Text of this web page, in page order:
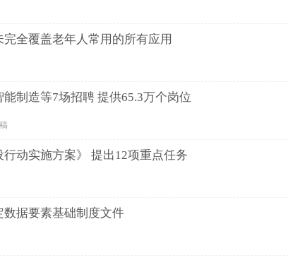
全覆盖老年人常用的所有应用
制造等7场招聘 提供65.3万个岗位
动实施方案》 提出12项重点任务
据要素基础制度文件